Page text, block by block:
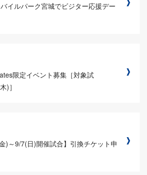
イルパーク宮城でビジター応援デー
限定イベント募集［対象試
)］
金)～9/7(日)開催試合】引換チケット申